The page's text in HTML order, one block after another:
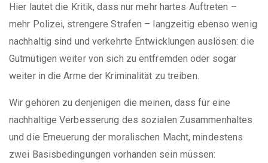
Hier lautet die Kritik, dass nur mehr hartes Auftreten –
mehr Polizei, strengere Strafen – langzeitig ebenso wenig
nachhaltig sind und verkehrte Entwicklungen auslösen: die
Gutmütigen weiter von sich zu entfremden oder sogar
weiter in die Arme der Kriminalität zu treiben.
Wir gehören zu denjenigen die meinen, dass für eine
nachhaltige Verbesserung des sozialen Zusammenhaltes
und die Erneuerung der moralischen Macht, mindestens
zwei Basisbedingungen vorhanden sein müssen: